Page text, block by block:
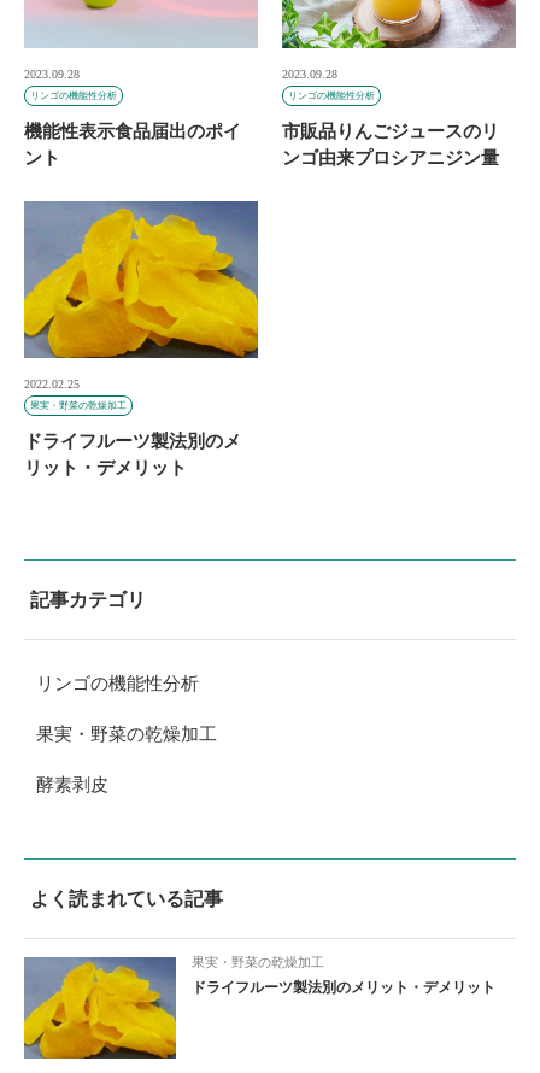
2023.09.28
リンゴの機能性分析
機能性表示食品届出のポイ
ント
2023.09.28
リンゴの機能性分析
市販品りんごジュースのリ
ンゴ由来プロシアニジン量
2022.02.25
果実・野菜の乾燥加工
ドライフルーツ製法別のメ
リット・デメリット
記事カテゴリ
リンゴの機能性分析
果実・野菜の乾燥加工
酵素剥皮
よく読まれている記事
果実・野菜の乾燥加工
ドライフルーツ製法別のメリット・デメリット